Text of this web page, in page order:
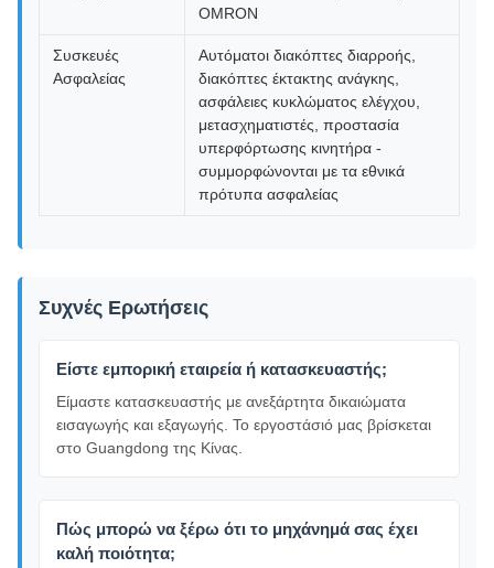
OMRON
Συσκευές
Ασφαλείας
Αυτόματοι διακόπτες διαρροής,
διακόπτες έκτακτης ανάγκης,
ασφάλειες κυκλώματος ελέγχου,
μετασχηματιστές, προστασία
υπερφόρτωσης κινητήρα -
συμμορφώνονται με τα εθνικά
πρότυπα ασφαλείας
Συχνές Ερωτήσεις
Είστε εμπορική εταιρεία ή κατασκευαστής;
Είμαστε κατασκευαστής με ανεξάρτητα δικαιώματα
εισαγωγής και εξαγωγής. Το εργοστάσιό μας βρίσκεται
στο Guangdong της Κίνας.
Πώς μπορώ να ξέρω ότι το μηχάνημά σας έχει
καλή ποιότητα;